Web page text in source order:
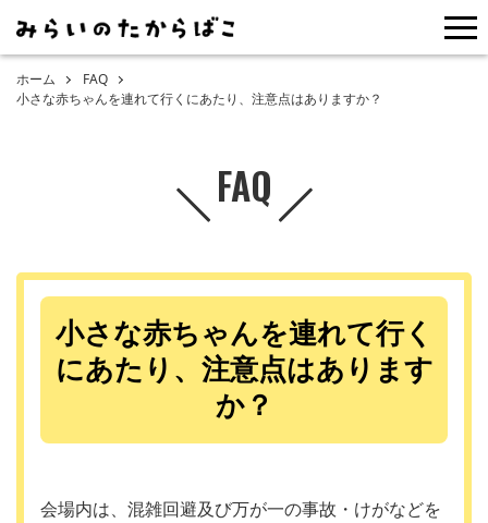
ホーム
FAQ
小さな赤ちゃんを連れて行くにあたり、注意点はありますか？
FAQ
小さな赤ちゃんを連れて行く
にあたり、注意点はあります
か？
会場内は、混雑回避及び万が一の事故・けがなどを